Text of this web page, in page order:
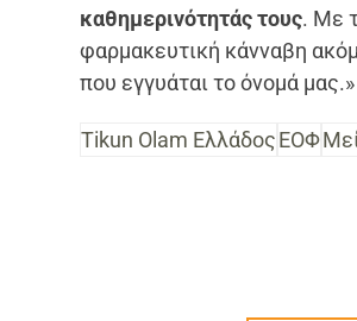
καθημερινότητάς τους. Με
φαρμακευτική κάνναβη
που εγγυάται το όνομά μας.»
Tikun Olam ΕλλάδοςΕΟΦ